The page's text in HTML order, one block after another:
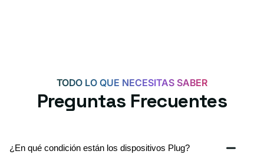
TODO LO QUE NECESITAS SABER
Preguntas Frecuentes
¿En qué condición están los dispositivos Plug?